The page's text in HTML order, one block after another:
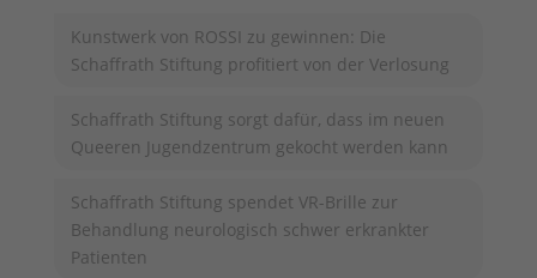
Kunstwerk von ROSSI zu gewinnen: Die
Schaffrath Stiftung profitiert von der Verlosung
Schaffrath Stiftung sorgt dafür, dass im neuen
Queeren Jugendzentrum gekocht werden kann
Schaffrath Stiftung spendet VR-Brille zur
Behandlung neurologisch schwer erkrankter
Patienten